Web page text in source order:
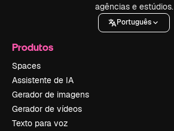
agências e estúdios.
Português
Produtos
Spaces
Assistente de IA
Gerador de imagens
Gerador de vídeos
Texto para voz